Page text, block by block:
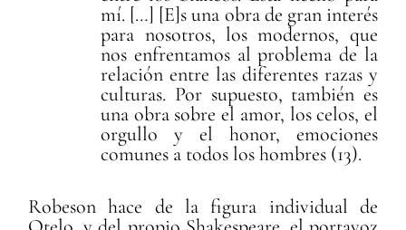
mí. […] [E]s una obra de gran interés
para nosotros, los modernos, que
nos enfrentamos al problema de la
relación entre las diferentes razas y
culturas. Por supuesto, también es
una obra sobre el amor, los celos, el
orgullo y el honor, emociones
comunes a todos los hombres (13).
Robeson hace de la figura individual de